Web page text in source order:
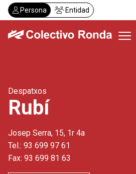
Pasar
al
contenido
Persona Entidad
Servicios
Actualidad
Despachos
Solicitar visita
Abonos
Despatxos
Rubí
Josep Serra, 15, 1r 4a
Tel.: 93 699 97 61
Fax: 93 699 81 63